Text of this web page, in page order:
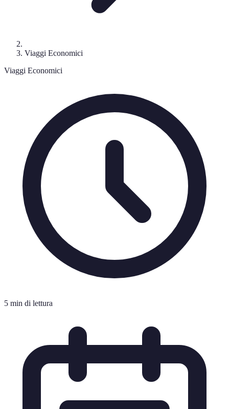
Viaggi Economici
Viaggi Economici
5 min di lettura